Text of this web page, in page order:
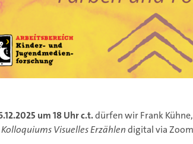
um 18 Uhr c.t.dürfen wir Frank
Kolloquiums Visuelles Erzählendigital via